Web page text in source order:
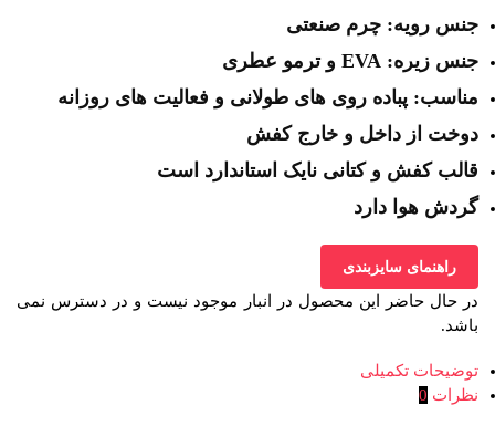
جنس رویه: چرم صنعتی
جنس زیره: EVA و ترمو عطری
مناسب: پباده روی های طولانی و فعالیت های روزانه
دوخت از داخل و خارج کفش
قالب کفش و کتانی نایک استاندارد است
گردش هوا دارد
راهنمای سایزبندی
در حال حاضر این محصول در انبار موجود نیست و در دسترس نمی
باشد.
توضیحات تکمیلی
نظرات 0